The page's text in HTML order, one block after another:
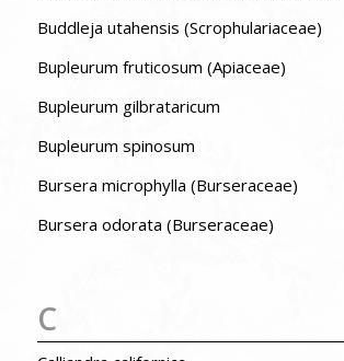
Buddleja utahensis (Scrophulariaceae)
Bupleurum fruticosum (Apiaceae)
Bupleurum gilbrataricum
Bupleurum spinosum
Bursera microphylla (Burseraceae)
Bursera odorata (Burseraceae)
C